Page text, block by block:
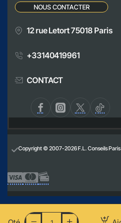
NOUS CONTACTER
12 rue Letort 75018 Paris
+33140419961
CONTACT
Copyright © 2007-2026 F.L. Conseils